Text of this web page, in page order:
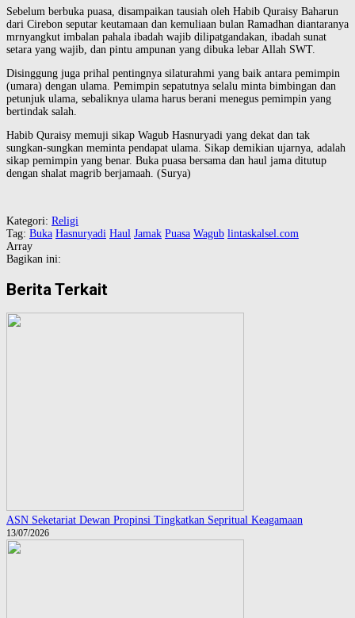
Sebelum berbuka puasa, disampaikan tausiah oleh Habib Quraisy Baharun
dari Cirebon seputar keutamaan dan kemuliaan bulan Ramadhan diantaranya
mrnyangkut imbalan pahala ibadah wajib dilipatgandakan, ibadah sunat
setara yang wajib, dan pintu ampunan yang dibuka lebar Allah SWT.
Disinggung juga prihal pentingnya silaturahmi yang baik antara pemimpin
(umara) dengan ulama. Pemimpin sepatutnya selalu minta bimbingan dan
petunjuk ulama, sebaliknya ulama harus berani menegus pemimpin yang
bertindak salah.
Habib Quraisy memuji sikap Wagub Hasnuryadi yang dekat dan tak
sungkan-sungkan meminta pendapat ulama. Sikap demikian ujarnya, adalah
sikap pemimpin yang benar. Buka puasa bersama dan haul jama ditutup
dengan shalat magrib berjamaah. (Surya)
Kategori: Religi
Tag: Buka Hasnuryadi Haul Jamak Puasa Wagub lintaskalsel.com
Array
Bagikan ini:
Berita Terkait
ASN Seketariat Dewan Propinsi Tingkatkan Sepritual Keagamaan
13/07/2026